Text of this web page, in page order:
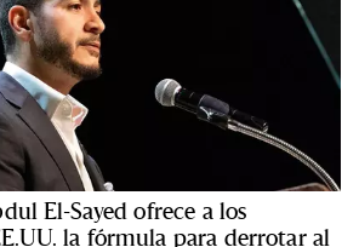
El-Sayed ofrece a los
la fórmula para derrotar al